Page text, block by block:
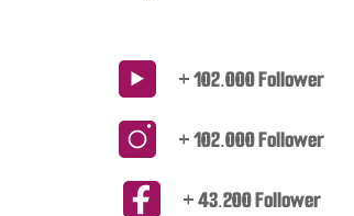
+ 102.000 Follower
+ 102.000 Follower
+ 43.200 Follower